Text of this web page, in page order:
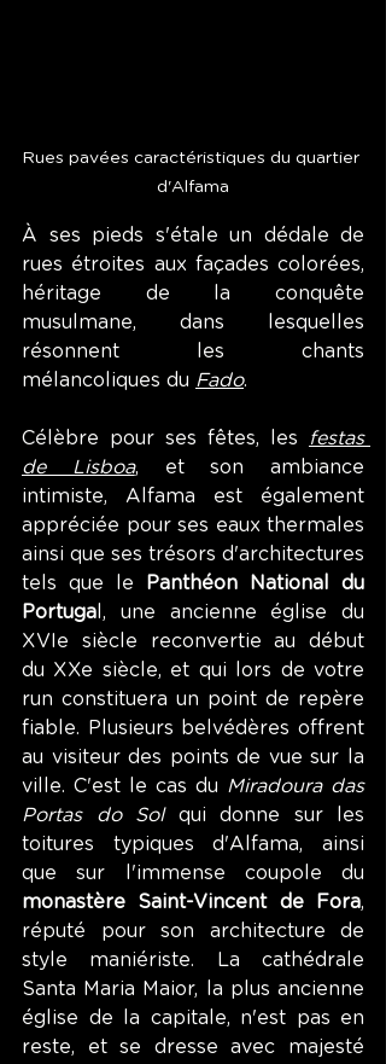
Rues pavées caractéristiques du quartier
d'Alfama
À ses pieds s'étale un dédale de
rues étroites aux façades colorées,
héritage de la conquête
musulmane, dans lesquelles
résonnent les chants
mélancoliques du Fado.
Célèbre pour ses fêtes, les
festas
de Lisboa, et son ambiance
intimiste, Alfama est également
appréciée pour ses eaux thermales
ainsi que ses trésors d'architectures
tels que le
Panthéon National du
Portuga l, une ancienne église du
XVIe siècle reconvertie au début
du XXe siècle, et qui lors de votre
run constituera un point de repère
fiable. Plusieurs belvédères offrent
au visiteur des points de vue sur la
ville. C'est le cas du
Miradoura das
Portas do Sol qui donne sur les
toitures typiques d'Alfama, ainsi
monastère Saint-Vincent de Fora,
réputé pour son architecture de
style maniériste. La cathédrale
Santa Maria Maior, la plus ancienne
église de la capitale, n'est pas en
reste, et se dresse avec majesté